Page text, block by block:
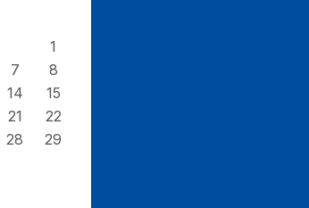
1
7
8
14
15
21
22
28
29